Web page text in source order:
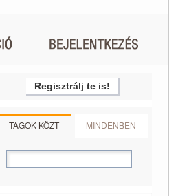
Regisztrálj te is!
TAGOK KÖZT MINDENBEN